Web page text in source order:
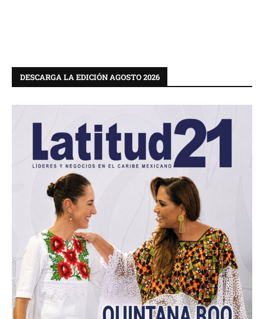
DESCARGA LA EDICIÓN AGOSTO 2026